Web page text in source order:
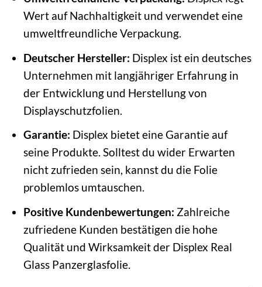
Wert auf Nachhaltigkeit und verwendet eine
umweltfreundliche Verpackung.
Deutscher Hersteller: Displex ist ein deutsches
Unternehmen mit langjähriger Erfahrung in
der Entwicklung und Herstellung von
Displayschutzfolien.
Garantie: Displex bietet eine Garantie auf
seine Produkte. Solltest du wider Erwarten
nicht zufrieden sein, kannst du die Folie
problemlos umtauschen.
Positive Kundenbewertungen: Zahlreiche
zufriedene Kunden bestätigen die hohe
Qualität und Wirksamkeit der Displex Real
Glass Panzerglasfolie.